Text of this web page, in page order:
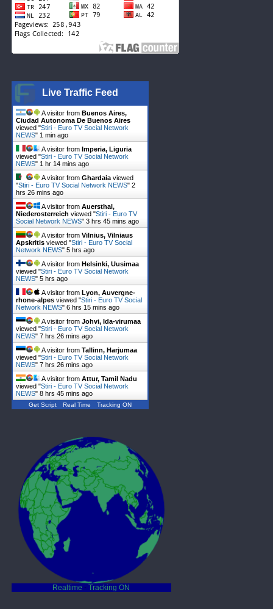
Live Traffic Feed
A visitor from Buenos Aires,
Ciudad Autonoma De Buenos Aires
viewed "Stiri - Euro TV Social Network
NEWS" 1 min ago
A visitor from Imperia, Liguria
viewed "Stiri - Euro TV Social Network
NEWS" 1 hr 14 mins ago
A visitor from Ghardaiaviewed
"Stiri - Euro TV Social Network NEWS" 2
hrs 26 mins ago
A visitor from Auersthal,
Niederosterreich viewed "Stiri - Euro TV
Social Network NEWS" 3 hrs 45 mins ago
A visitor from Vilnius, Vilniaus
Apskritisviewed "Stiri - Euro TV Social
Network NEWS" 5 hrs ago
A visitor from Helsinki, Uusimaa
viewed "Stiri - Euro TV Social Network
NEWS" 5 hrs ago
A visitor from Lyon, Auvergne-
rhone-alpesviewed "Stiri - Euro TV Social
Network NEWS" 6 hrs 16 mins ago
A visitor from Johvi, Ida-virumaa
viewed "Stiri - Euro TV Social Network
NEWS" 7 hrs 26 mins ago
A visitor from Tallinn, Harjumaa
viewed "Stiri - Euro TV Social Network
NEWS" 7 hrs 26 mins ago
A visitor from Attur, Tamil Nadu
viewed "Stiri - Euro TV Social Network
NEWS" 8 hrs 45 mins ago
Get Script Real Time Tracking ON
Realtime -Tracking ON